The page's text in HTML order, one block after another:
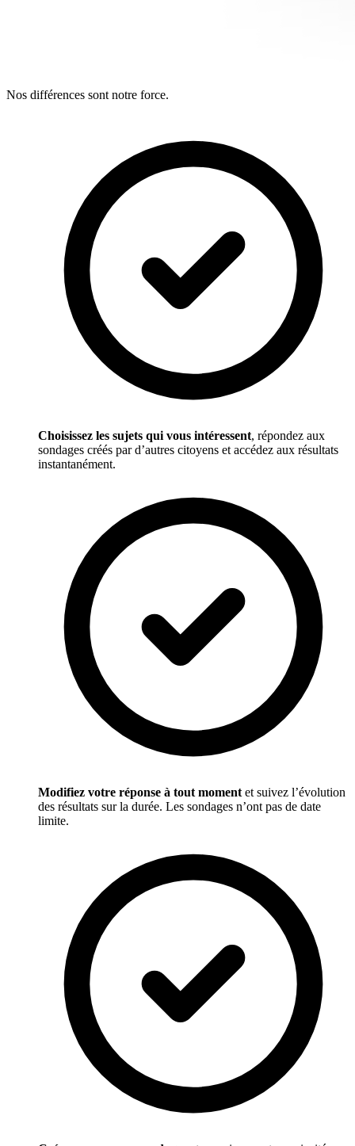
Nos différences sont notre force.
Choisissez les sujets qui vous intéressent, répondez aux
sondages créés par d’autres citoyens et accédez aux résultats
instantanément.
Modifiez votre réponse à tout moment et suivez l’évolution
des résultats sur la durée. Les sondages n’ont pas de date
limite.